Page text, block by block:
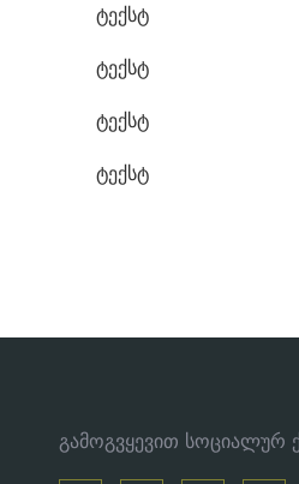
ტექსტ
ტექსტ
ტექსტ
ტექსტ
გამოგვყევით სოციალურ